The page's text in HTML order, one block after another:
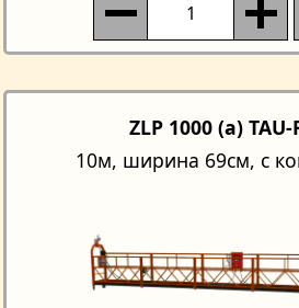
ZLP 1000 (a)
10м, ширина 69см, с